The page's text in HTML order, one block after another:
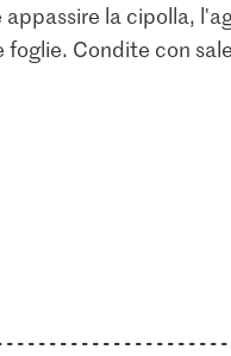
la cipolla,
Condite con